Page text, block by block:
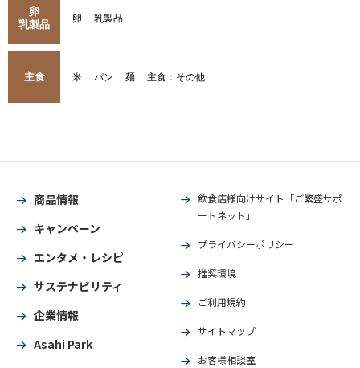
卵
乳製品
卵 乳製品
主食 米 パン 麺 主食：その他
商品情報
キャンペーン
エンタメ・レシピ
サステナビリティ
企業情報
Asahi Park
飲食店様向けサイト「ご繁盛サポ
ートネット」
プライバシーポリシー
推奨環境
ご利用規約
サイトマップ
お客様相談室